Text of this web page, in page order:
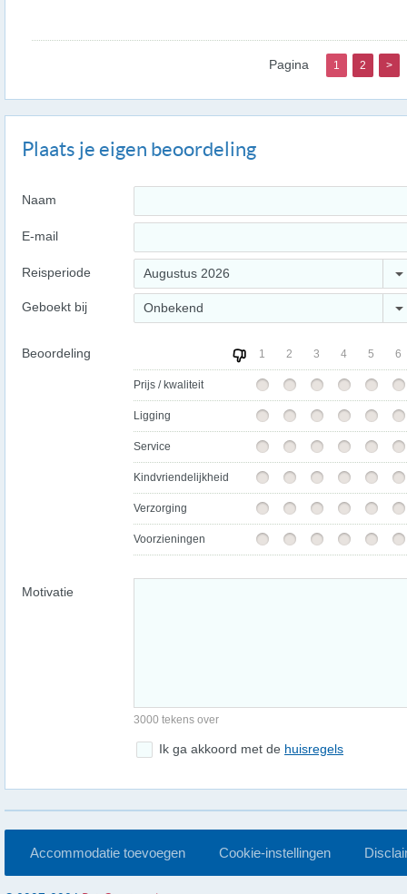
Pagina 1 2 >
Plaats je eigen beoordeling
Naam
E-mail
Reisperiode Augustus 2026
Geboekt bij Onbekend
Beoordeling 1 2 3 4 5 6
Prijs / kwaliteit
Ligging
Service
Kindvriendelijkheid
Verzorging
Voorzieningen
Motivatie
3000 tekens over
Ik ga akkoord met de huisregels
Accommodatie toevoegen Cookie-instellingen